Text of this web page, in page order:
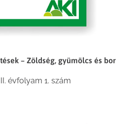
– Zöldség, gyümölcs és bor
évfolyam 1. szám